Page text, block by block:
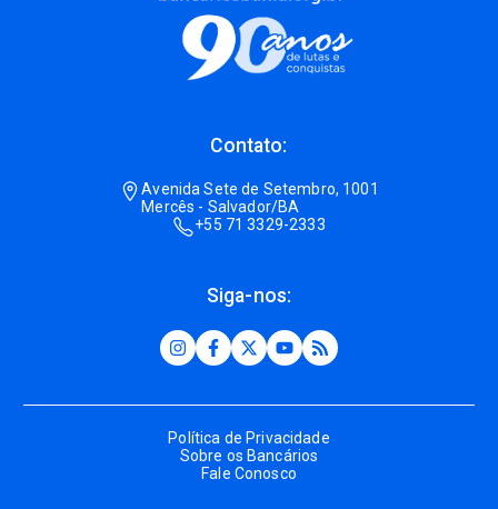
Contato:
Avenida Sete de Setembro, 1001
Mercês - Salvador/BA
+55 71 3329-2333
Siga-nos:
Política de Privacidade
Sobre os Bancários
Fale Conosco